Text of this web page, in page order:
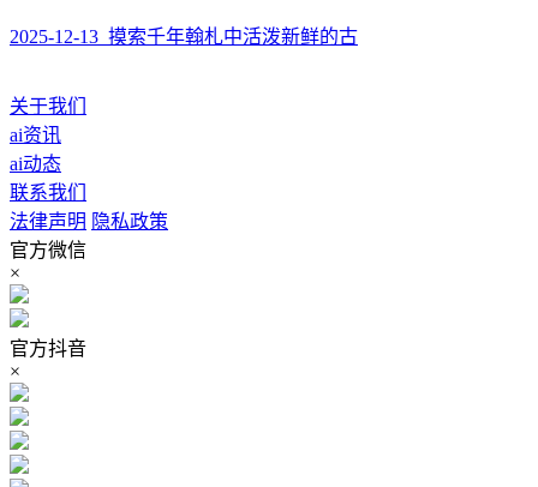
2025-12-13 摸索千年翰札中活泼新鲜的古
关于我们
ai资讯
ai动态
联系我们
法律声明 隐私政策
官方微信
×
官方抖音
×